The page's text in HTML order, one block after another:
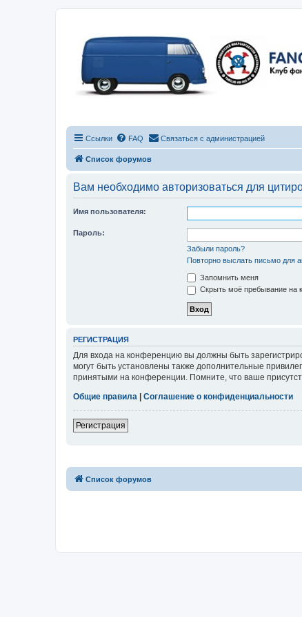
Ссылки FAQ Связаться с администрацией
Список форумов
Вам необходимо авторизоваться для
Имя пользователя:
Пароль:
Забыли пароль?
Повторно выслать письмо для
Запомнить меня
Скрыть моё пребывание на
РЕГИСТРАЦИЯ
Для входа на конференцию вы должны быть
могут быть установлены также дополнительные
принятыми на конференции. Помните, что ваше
Общие правила
Соглашение о конфиденциальности
Регистрация
Список форумов